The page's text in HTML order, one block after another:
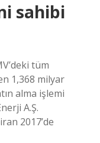
sahibi
tüm
1,368 milyar
alma işlemi
A.Ş.
2017’de